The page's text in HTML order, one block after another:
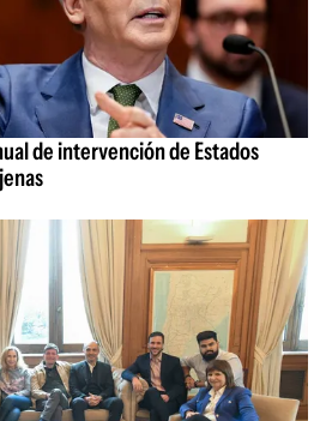
de intervención de Estados